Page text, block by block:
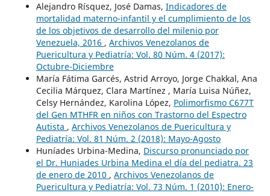
Alejandro Rísquez, José Damas, Indicadores de
mortalidad materno-infantil y el cumplimiento de los
de los objetivos de desarrollo del milenio por
Venezuela, 2016 , Archivos Venezolanos de
Puericultura y Pediatría: Vol. 80 Núm. 4 (2017):
Octubre-Diciembre
María Fátima Garcés, Astrid Arroyo, Jorge Chakkal, Ana
Cecilia Márquez, Clara Martínez , María Luisa Núñez,
Celsy Hernández, Karolina López, Polimorfismo C677T
del Gen MTHFR en niños con Trastorno del Espectro
Autista , Archivos Venezolanos de Puericultura y
Pediatría: Vol. 81 Núm. 2 (2018): Mayo-Agosto
Huníades Urbina-Medina, Discurso pronunciado por
el Dr. Huniades Urbina Medina el día del pediatra. 23
de enero de 2010 , Archivos Venezolanos de
Puericultura y Pediatría: Vol. 73 Núm. 1 (2010): Enero-